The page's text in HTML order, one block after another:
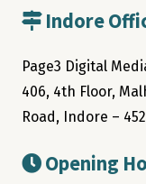
Indore
Page3 Digital
406, 4th Floor,
Road, Indore –
Opening